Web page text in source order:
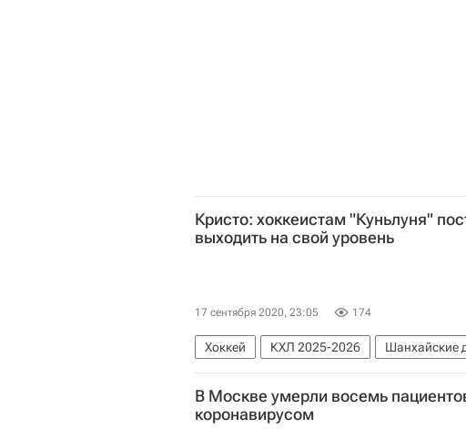
Кристо: хоккеистам "Куньлуня"
выходить на свой уровень
17 сентября 2020, 23:05 174
Хоккей КХЛ 2025-2026 Шанхайские
В Москве умерли восемь
коронавирусом